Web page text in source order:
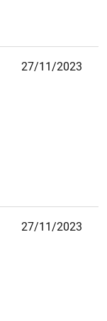
27/11/2023
27/11/2023